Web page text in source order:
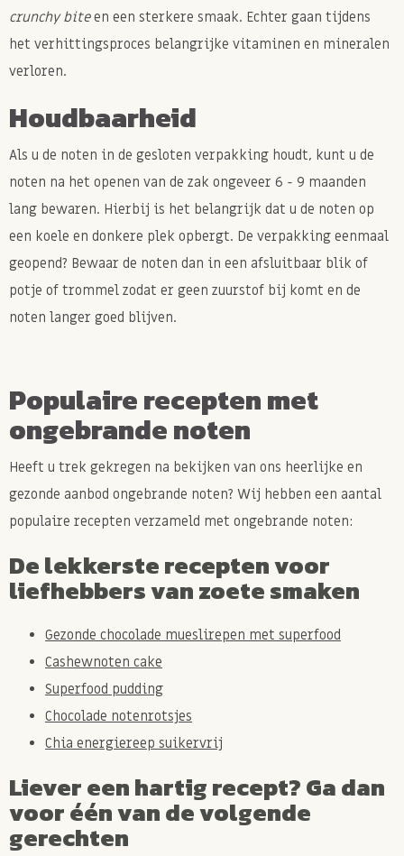
crunchy biteen een sterkere smaak. Echter gaan tijdens
het verhittingsproces belangrijke vitaminen en mineralen
verloren.
Houdbaarheid
Als u de noten in de gesloten verpakking houdt, kunt u de
noten na het openen van de zak ongeveer 6 - 9 maanden
lang bewaren. Hierbij is het belangrijk dat u de noten op
een koele en donkere plek opbergt. De verpakking eenmaal
geopend? Bewaar de noten dan in een afsluitbaar blik of
potje of trommel zodat er geen zuurstof bij komt en de
noten langer goed blijven.
Populaire recepten met
ongebrande noten
Heeft u trek gekregen na bekijken van ons heerlijke en
gezonde aanbod ongebrande noten? Wij hebben een aantal
populaire recepten verzameld met ongebrande noten:
De lekkerste recepten voor
liefhebbers van zoete smaken
Gezonde chocolade mueslirepen met superfood
Cashewnoten cake
Superfood pudding
Chocolade notenrotsjes
Chia energiereep suikervrij
Liever een hartig recept? Ga dan
voor één van de volgende
gerechten